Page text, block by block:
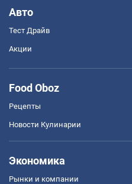
Авто
Тест Драйв
Акции
Food Oboz
Рецепты
Новости Кулинарии
Экономика
Рынки и компании